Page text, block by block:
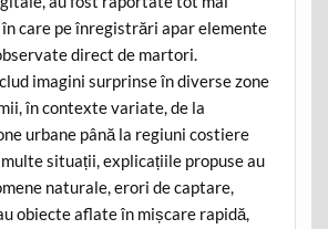
care pe înregistrări apar elemente
direct de martori.
imagini surprinse în diverse zone
în contexte variate, de la
urbane până la regiuni costiere
situații, explicațiile propuse au
naturale, erori de captare,
obiecte aflate în mișcare rapidă,